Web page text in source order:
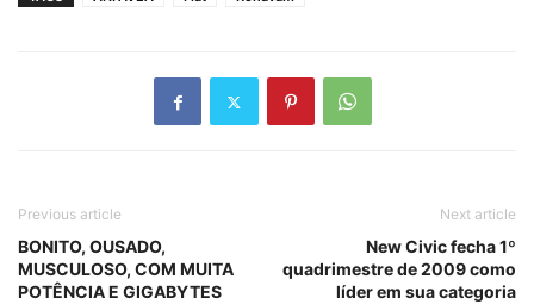
Previous article
BONITO, OUSADO,
MUSCULOSO, COM MUITA
POTÊNCIA E GIGABYTES
Next article
New Civic fecha 1º
quadrimestre de 2009 como
líder em sua categoria